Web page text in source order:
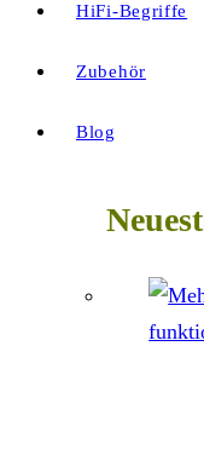
HiFi-Begriffe
Zubehör
Blog